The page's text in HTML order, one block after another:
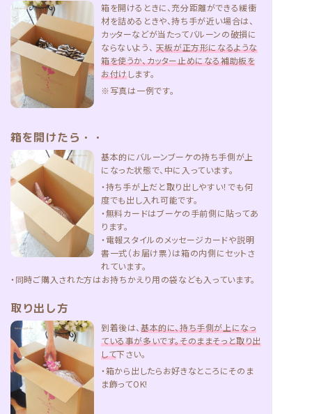
箱を開けるときに、充分距離ができる緩衝
材を詰めるときや、持ち手が近い場合は、
カッターなどが当たってバルーンの破損に
ならないよう、 天板が正方形になるような
箱を使うか、カッター止めになる補助板を
お付けします。
※写真は一例です。
箱を開けたら・・
基本的にバルーンブーケの持ち手側が上
になった状態で、中に入っています。
・持ち手が上だと取り出しやすい！でも何
度でも出し入れ可能です。
・無料カードはブーケの手前側に貼ってあ
ります。
・電報スタイルのメッセージカードや説明
書一式（お届け票）は箱の内側にセットさ
れています。
・同時ご購入された方はお持ちかえり用の袋なども入っています。
取り出し方
到着後は、基本的に、持ち手側が上になっ
ている事が多いです。そのままそっと取り出
して下さい。
・箱から出したらお好きなところにそのま
ま飾ってOK!